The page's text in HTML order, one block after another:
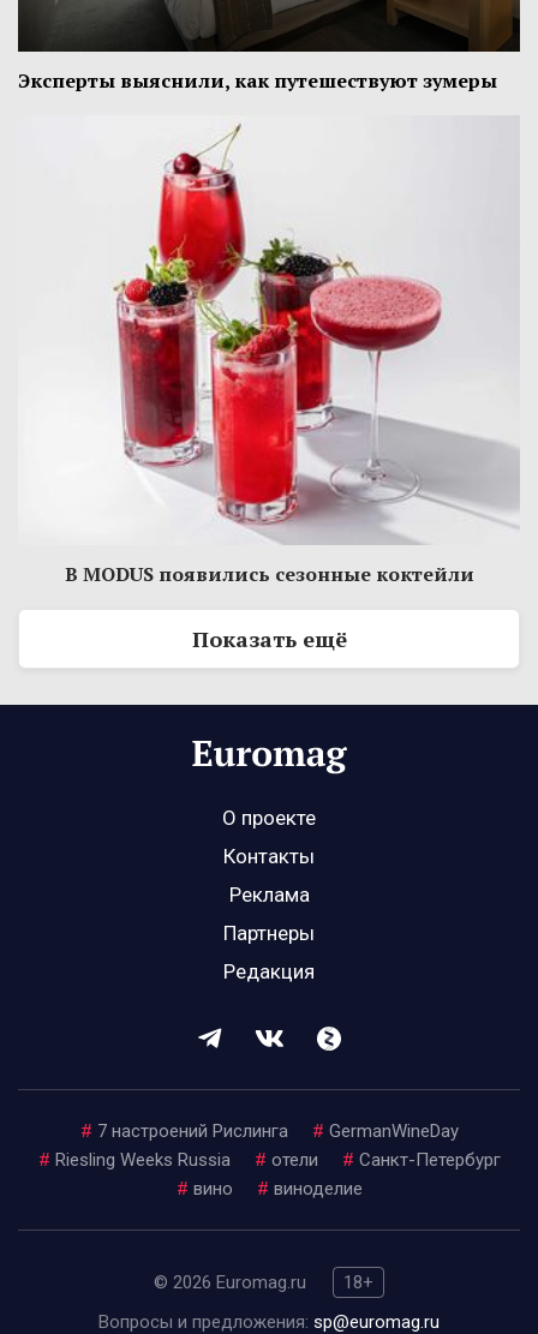
Эксперты выяснили, как путешествуют зумеры
В MODUS появились сезонные коктейли
Показать ещё
О проекте
Контакты
Реклама
Партнеры
Редакция
# 7 настроений Рислинга # GermanWineDay
# Riesling Weeks Russia # отели # Санкт-Петербург
# вино # виноделие
© 2026 Euromag.ru
18+
Вопросы и предложения: sp@euromag.ru